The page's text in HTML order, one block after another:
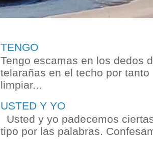
TENGO
Tengo escamas en los dedos
telarañas en el techo por
limpiar...
USTED Y YO
Usted y yo padecemos
tipo por las palabras.